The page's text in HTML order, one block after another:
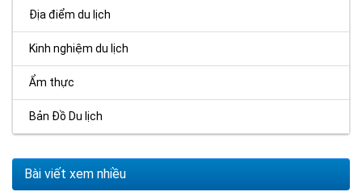
Địa điểm du lịch
Kinh nghiệm du lịch
Ẩm thực
Bản Đồ Du lịch
Bài viết xem nhiều